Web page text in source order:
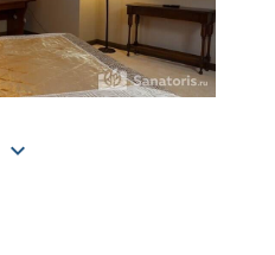
keyboard_arrow_down